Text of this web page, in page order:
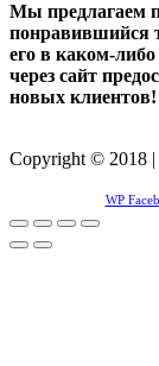
Мы предлагаем
понравившийся
его в каком-
через сайт
новых клиентов!
Copyright © 2018
WP